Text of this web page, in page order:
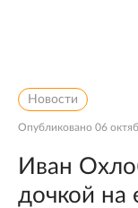
Новости
Опубликовано 06
Иван
дочкой на